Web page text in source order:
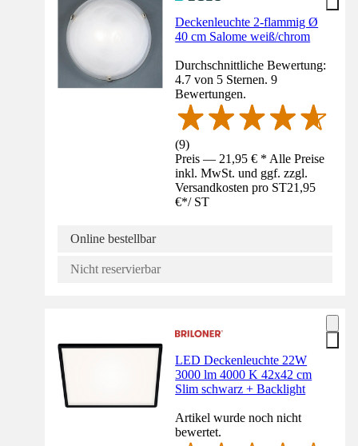
Deckenleuchte 2-flammig Ø
40 cm Salome weiß/chrom
Durchschnittliche Bewertung:
4.7 von 5 Sternen. 9
Bewertungen.
(9)
Preis — 21,95 € * Alle Preise
inkl. MwSt. und ggf. zzgl.
Versandkosten pro ST21,95
€*/ ST
Online bestellbar
Nicht reservierbar
LED Deckenleuchte 22W
3000 lm 4000 K 42x42 cm
Slim schwarz + Backlight
Artikel wurde noch nicht
bewertet.